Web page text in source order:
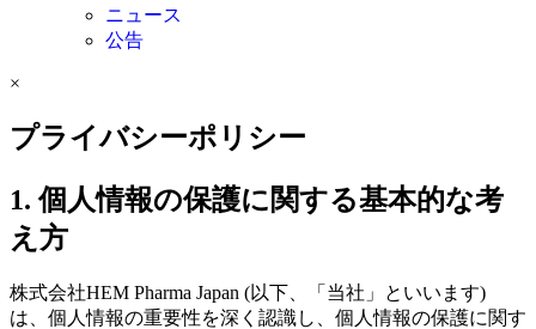
ニュース
公告
×
プライバシーポリシー
1. 個人情報の保護に関する基本的な考
え方
株式会社HEM Pharma Japan (以下、「当社」といいます)
は、個人情報の重要性を深く認識し、個人情報の保護に関す